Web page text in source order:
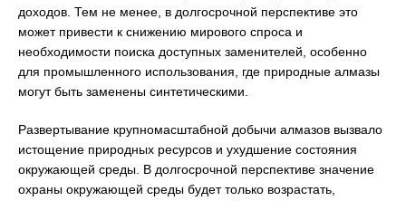
доходов. Тем не менее, в долгосрочной перспективе это
может привести к снижению мирового спроса и
необходимости поиска доступных заменителей, особенно
для промышленного использования, где природные алмазы
могут быть заменены синтетическими.
Развертывание крупномасштабной добычи алмазов вызвало
истощение природных ресурсов и ухудшение состояния
окружающей среды. В долгосрочной перспективе значение
охраны окружающей среды будет только возрастать,